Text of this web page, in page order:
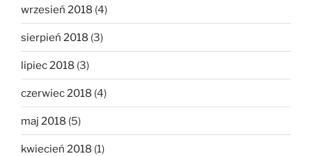
wrzesień 2018 (4)
sierpień 2018 (3)
lipiec 2018 (3)
czerwiec 2018 (4)
maj 2018 (5)
kwiecień 2018 (1)